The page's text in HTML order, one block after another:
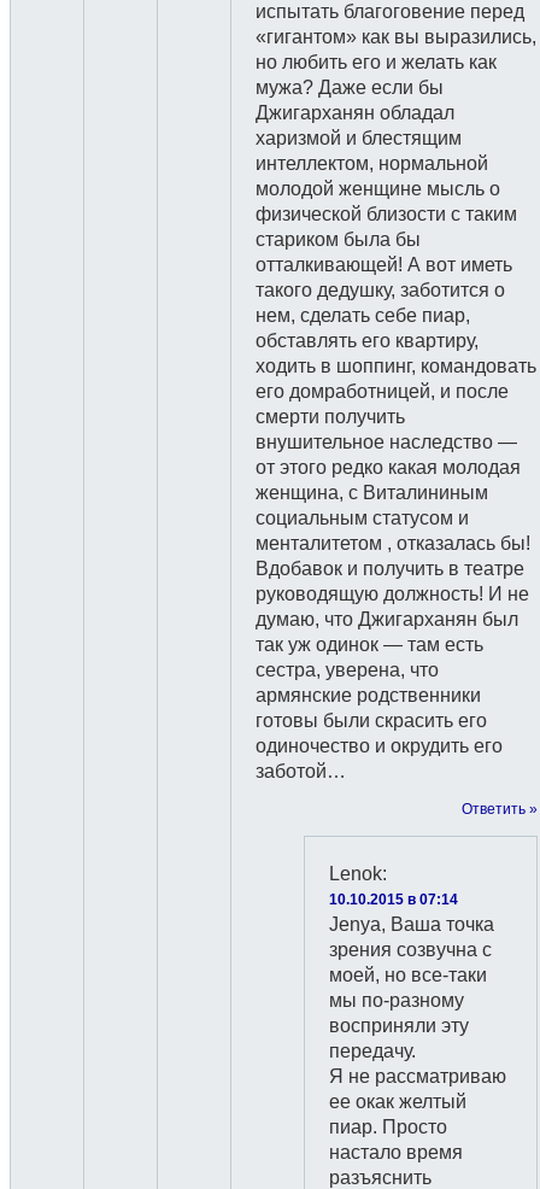
испытать благоговение перед
«гигантом» как вы выразились,
но любить его и желать как
мужа? Даже если бы
Джигарханян обладал
харизмой и блестящим
интеллектом, нормальной
молодой женщине мысль о
физической близости с таким
стариком была бы
отталкивающей! А вот иметь
такого дедушку, заботится о
нем, сделать себе пиар,
обставлять его квартиру,
ходить в шоппинг, командовать
его домработницей, и после
смерти получить
внушительное наследство —
от этого редко какая молодая
женщина, с Виталининым
социальным статусом и
менталитетом , отказалась бы!
Вдобавок и получить в театре
руководящую должность! И не
думаю, что Джигарханян был
так уж одинок — там есть
сестра, уверена, что
армянские родственники
готовы были скрасить его
одиночество и окрудить его
заботой…
Ответить »
Lenok:
10.10.2015 в 07:14
Jenya, Ваша точка
зрения созвучна с
моей, но все-таки
мы по-разному
восприняли эту
передачу.
Я не рассматриваю
ее окак желтый
пиар. Просто
настало время
разъяснить